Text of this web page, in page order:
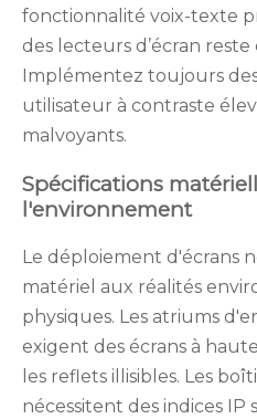
fonctionnalité voix-texte
des lecteurs d’écran reste
Implémentez toujours
utilisateur à contraste
malvoyants.
Spécifications
l'environnement
Le déploiement d'écrans
matériel aux réalités
physiques. Les atriums
exigent des écrans à
les reflets illisibles. Les
nécessitent des indices IP